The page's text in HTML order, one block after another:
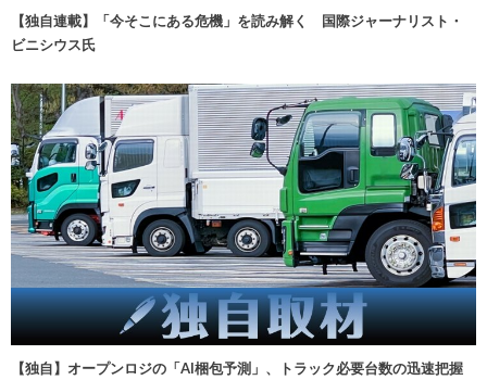
【独自連載】「今そこにある危機」を読み解く 国際ジャーナリスト・
ビニシウス氏
【独自】オープンロジの「AI梱包予測」、トラック必要台数の迅速把握